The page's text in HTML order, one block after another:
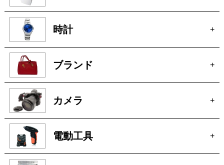
時計 +
ブランド +
カメラ +
電動工具 +